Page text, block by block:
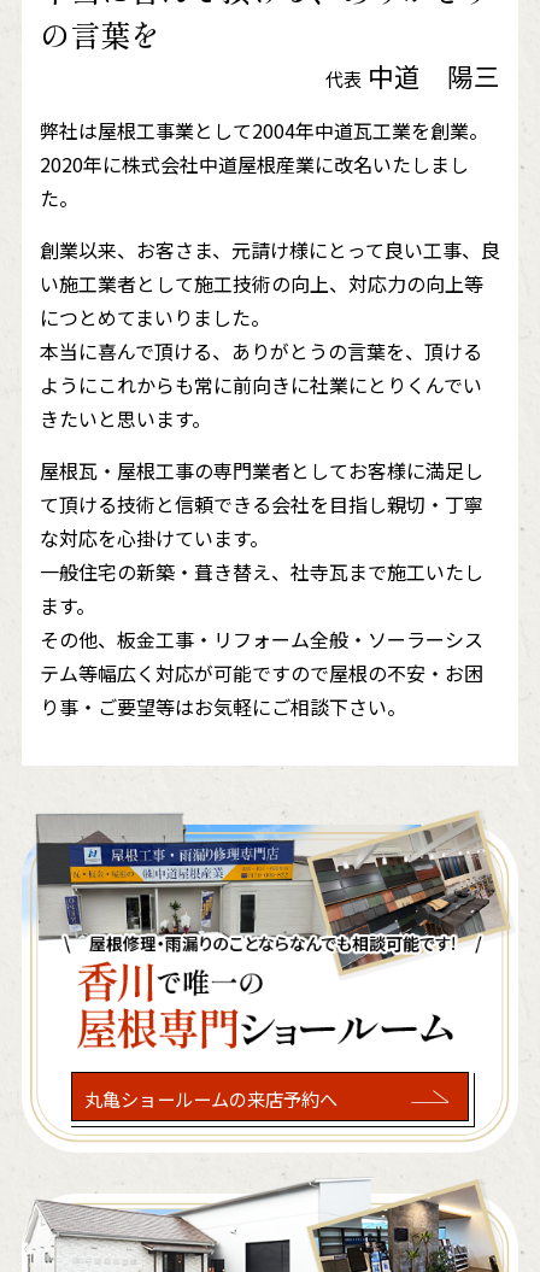
の言葉を
代表 中道 陽三
弊社は屋根工事業として2004年中道瓦工業を創業。
2020年に株式会社中道屋根産業に改名いたしまし
た。
創業以来、お客さま、元請け様にとって良い工事、良
い施工業者として施工技術の向上、対応力の向上等
につとめてまいりました。
本当に喜んで頂ける、ありがとうの言葉を、頂ける
ようにこれからも常に前向きに社業にとりくんでい
きたいと思います。
屋根瓦・屋根工事の専門業者としてお客様に満足し
て頂ける技術と信頼できる会社を目指し親切・丁寧
な対応を心掛けています。
一般住宅の新築・葺き替え、社寺瓦まで施工いたし
ます。
その他、板金工事・リフォーム全般・ソーラーシス
テム等幅広く対応が可能ですので屋根の不安・お困
り事・ご要望等はお気軽にご相談下さい。
丸亀ショールームの来店予約へ